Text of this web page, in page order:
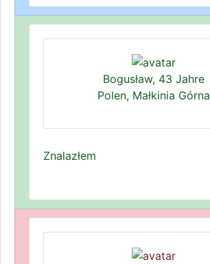
Bogusław, 43 Jahre
Polen, Małkinia Górna
Znalazłem